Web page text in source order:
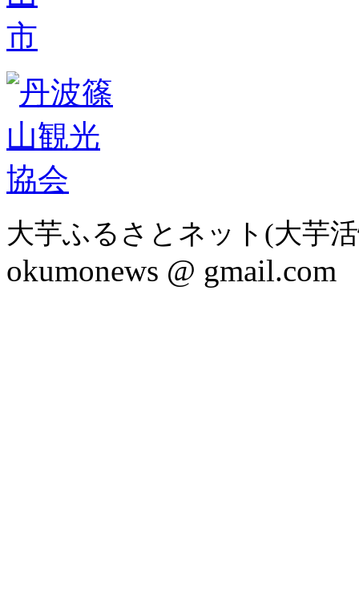
大芋ふるさとネット(大芋
okumonews @ gmail.com